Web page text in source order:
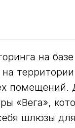
на
помещений.
«Вега»,
шлюзы